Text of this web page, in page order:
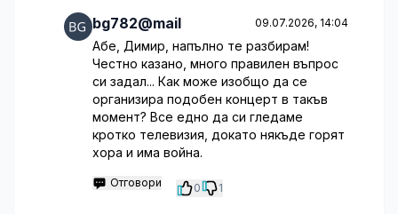
bg782@mail 09.07.2026, 14:04
Абе, Димир, напълно те разбирам!
Честно казано, много правилен въпрос
си задал... Как може изобщо да се
организира подобен концерт в такъв
момент? Все едно да си гледаме
кротко телевизия, докато някъде горят
хора и има война.
Отговори 0 1